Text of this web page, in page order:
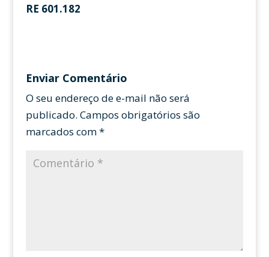
RE 601.182
Enviar Comentário
O seu endereço de e-mail não será
publicado. Campos obrigatórios são
marcados com*